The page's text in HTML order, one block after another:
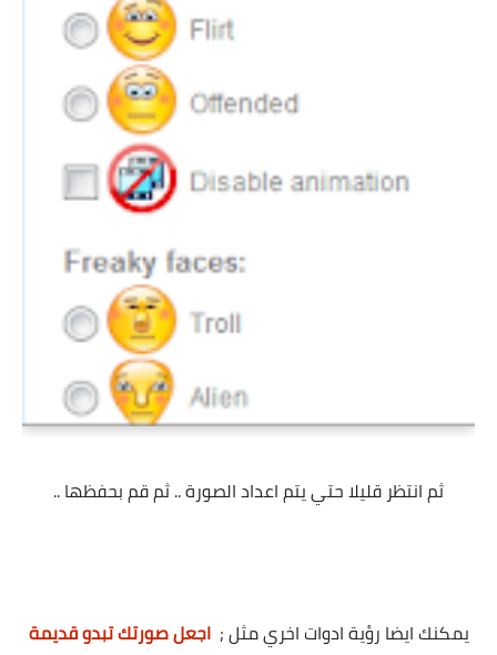
ثم انتظر قليلا حتي يتم اعداد الصورة .. ثم قم بحفظها ..
يمكنك ايضا رؤية ادوات اخري مثل ; اجعل صورتك تبدو قديمة